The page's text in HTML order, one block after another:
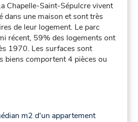
Chapelle-Saint-Sépulcre vivent
dans une maison et sont très
de leur logement. Le parc
récent, 59% des logements ont
1970. Les surfaces sont
biens comportent 4 pièces ou
m2 d'un appartement